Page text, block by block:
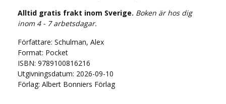
Alltid gratis frakt inom Sverige. Boken är hos dig
inom 4 - 7 arbetsdagar.
Författare: Schulman, Alex
Format: Pocket
ISBN: 9789100816216
Utgivningsdatum: 2026-09-10
Förlag: Albert Bonniers Förlag